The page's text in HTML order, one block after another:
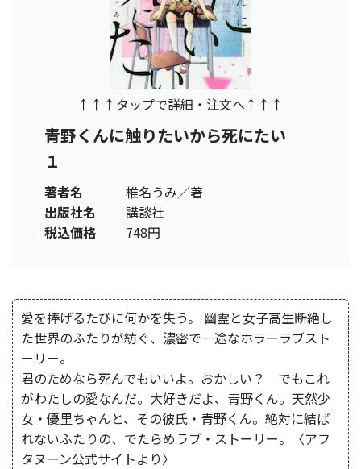
↑↑↑タップで詳細・注文へ↑↑↑
青野くんに触りたいから死にたい
１
著者名
椎名うみ／著
出版社名
講談社
税込価格
748円
愛を捧げるたびに何かを失う。 幽霊と女子高生――断絶し
た世界のふたりが紡ぐ、濃密で一途なホラーラブスト
ーリー。
君のためなら死んでもいいよ。おかしい？ でもこれ
がわたしの愛なんだ。大好きだよ、青野くん。天然少
女・優里ちゃんと、その彼氏・青野くん。絶対に結ば
れないふたりの、でたらめラブ・ストーリー。〈アフ
タヌーン公式サイトより〉